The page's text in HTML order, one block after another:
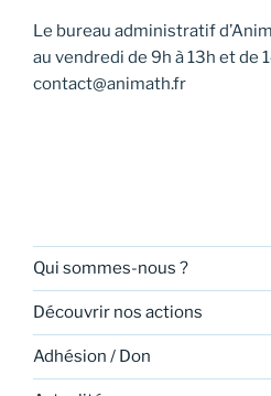
Le bureau administratif
au vendredi de 9h à 13h et de
contact@animath.fr
Qui sommes-nous ?
Découvrir nos actions
Adhésion / Don